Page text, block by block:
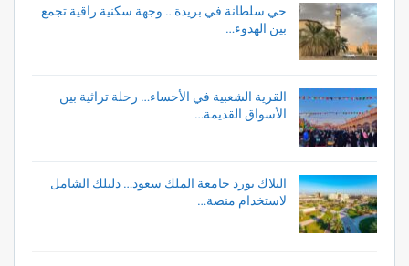
حي سلطانة في بريدة… وجهة سكنية راقية تجمع
بين الهدوء…
القرية الشعبية في الأحساء… رحلة تراثية بين
الأسواق القديمة…
البلاك بورد جامعة الملك سعود… دليلك الشامل
لاستخدام منصة…